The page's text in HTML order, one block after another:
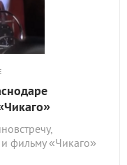
фильму «Чикаго»